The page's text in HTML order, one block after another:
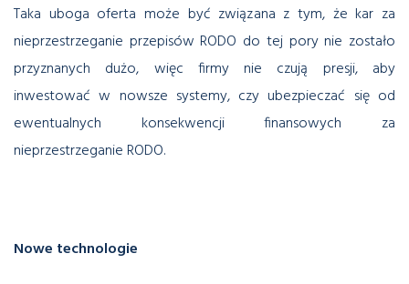
Taka uboga oferta może być związana z tym, że kar za
nieprzestrzeganie przepisów RODO do tej pory nie zostało
przyznanych dużo, więc firmy nie czują presji, aby
inwestować w nowsze systemy, czy ubezpieczać się od
ewentualnych konsekwencji finansowych za
nieprzestrzeganie RODO.
Nowe technologie